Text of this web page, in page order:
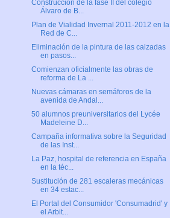
Construcción de la fase II del colegio
Álvaro de B...
Plan de Vialidad Invernal 2011-2012 en la
Red de C...
Eliminación de la pintura de las calzadas
en pasos...
Comienzan oficialmente las obras de
reforma de La ...
Nuevas cámaras en semáforos de la
avenida de Andal...
50 alumnos preuniversitarios del Lycée
Madeleine D...
Campaña informativa sobre la Seguridad
de las Inst...
La Paz, hospital de referencia en España
en la téc...
Sustitución de 281 escaleras mecánicas
en 34 estac...
El Portal del Consumidor 'Consumadrid' y
el Arbit...